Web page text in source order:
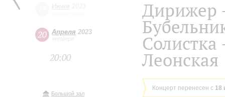
20 Апреля 2023
четверг
20:00
Большой зал
Дирижер
Солистка
Леонская
Концерт перенесен с 18